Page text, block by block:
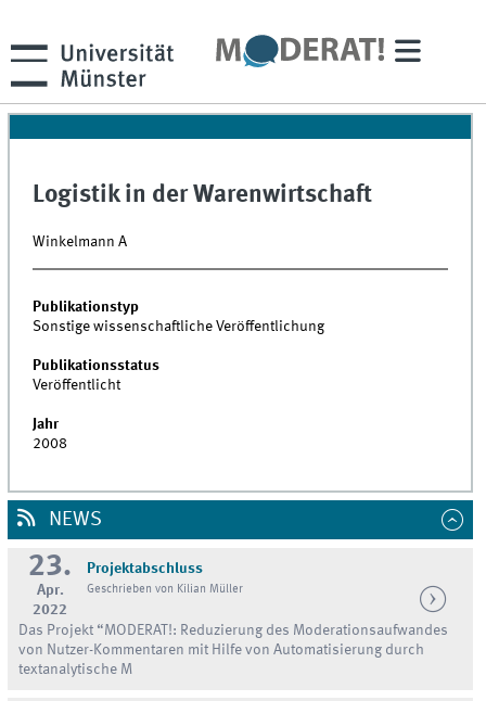
Logistik in der Warenwirtschaft
Winkelmann A
Publikationstyp
Sonstige wissenschaftliche Veröffentlichung
Publikationsstatus
Veröffentlicht
Jahr
2008
NEWS
23.
Apr.
2022
Projektabschluss
Geschrieben von Kilian Müller
Das Projekt “MODERAT!: Reduzierung des Moderationsaufwandes
von Nutzer-Kommentaren mit Hilfe von Automatisierung durch
textanalytische M